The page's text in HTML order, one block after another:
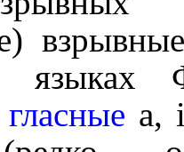
языках
гласные a,